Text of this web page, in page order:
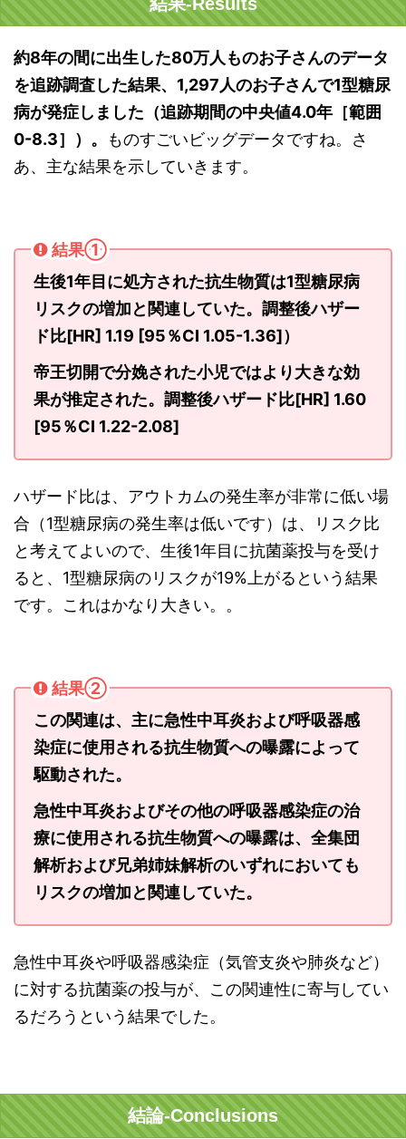
約8年の間に出生した80万人ものお子さんのデータ
を追跡調査した結果、1,297人のお子さんで1型糖尿
病が発症しました（追跡期間の中央値4.0年［範囲
0-8.3］）。
ものすごいビッグデータですね。さ
あ、主な結果を示していきます。
結果①
生後1年目に処方された抗生物質は1型糖尿病
リスクの増加と関連していた。調整後ハザー
ド比[HR] 1.19 [95％CI 1.05-1.36]）
帝王切開で分娩された小児ではより大きな効
果が推定された。調整後ハザード比[HR] 1.60
[95％CI 1.22-2.08]
ハザード比は、アウトカムの発生率が非常に低い場
合（1型糖尿病の発生率は低いです）は、リスク比
と考えてよいので、生後1年目に抗菌薬投与を受け
ると、1型糖尿病のリスクが19%上がるという結果
です。これはかなり大きい。。
結果②
この関連は、主に急性中耳炎および呼吸器感
染症に使用される抗生物質への曝露によって
駆動された。
急性中耳炎およびその他の呼吸器感染症の治
療に使用される抗生物質への曝露は、全集団
解析および兄弟姉妹解析のいずれにおいても
リスクの増加と関連していた。
急性中耳炎や呼吸器感染症（気管支炎や肺炎など）
に対する抗菌薬の投与が、この関連性に寄与してい
るだろうという結果でした。
結論-Conclusions